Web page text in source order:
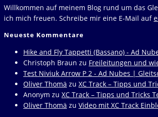
Benediktenwand,
Bayern,
Willkommen auf meinem Blog rund um das
ich mich freuen. Schreibe mir eine E-Mail auf
Neueste Kommentare
Hike and Fly Tappetti (Bassano) - Ad
Christoph Braun zu Freileitungen und
Test Niviuk Arrow P 2 - Ad Nubes |
Oliver Thomä zu XC Track – Tipps und
Anonym zu XC Track – Tipps und Tricks
Oliver Thomä zu Video mit XC Track